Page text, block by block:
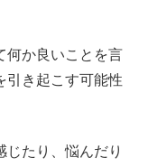
何か良いことを言
引き起こす可能性
じたり、悩んだり